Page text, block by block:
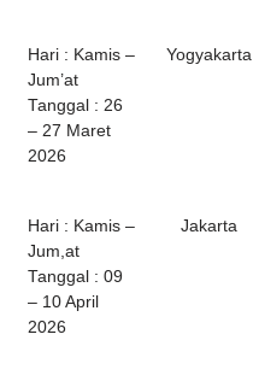
Hari : Kamis –
Jum’at
Tanggal : 26
– 27 Maret
2026
Yogyakarta
Hari : Kamis –
Jum,at
Tanggal : 09
– 10 April
2026
Jakarta